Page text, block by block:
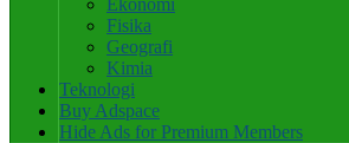
Fisika
Geografi
Kimia
Teknologi
Buy Adspace
Hide Ads for Premium Members